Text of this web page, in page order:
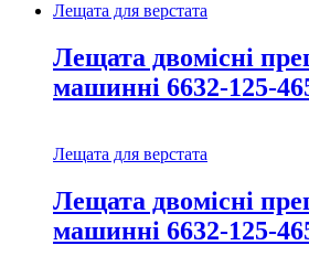
Лещата для верстата
Лещата двомісні
машинні 6632-125-
Лещата для верстата
Лещата двомісні
машинні 6632-125-